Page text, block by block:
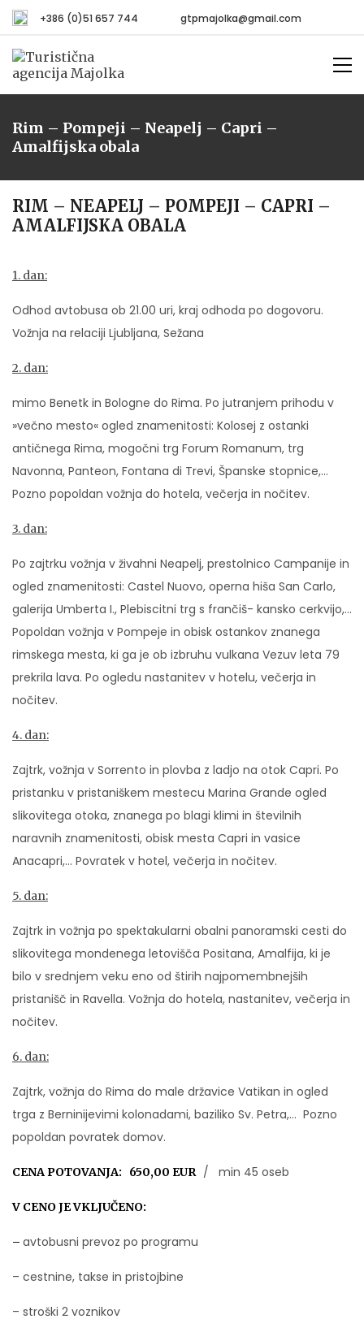
+386 (0)51 657 744 gtpmajolka@gmail.com
Rim – Pompeji – Neapelj – Capri –
Amalfijska obala
RIM – NEAPELJ – POMPEJI – CAPRI –
AMALFIJSKA OBALA
1. dan:
Odhod avtobusa ob 21.00 uri, kraj odhoda po dogovoru.
Vožnja na relaciji Ljubljana, Sežana
2. dan:
mimo Benetk in Bologne do Rima. Po jutranjem prihodu v
»večno mesto« ogled znamenitosti: Kolosej z ostanki
antičnega Rima, mogočni trg Forum Romanum, trg
Navonna, Panteon, Fontana di Trevi, Španske stopnice,…
Pozno popoldan vožnja do hotela, večerja in nočitev.
3. dan:
Po zajtrku vožnja v živahni Neapelj, prestolnico Campanije in
ogled znamenitosti: Castel Nuovo, operna hiša San Carlo,
galerija Umberta I., Plebiscitni trg s frančiš- kansko cerkvijo,…
Popoldan vožnja v Pompeje in obisk ostankov znanega
rimskega mesta, ki ga je ob izbruhu vulkana Vezuv leta 79
prekrila lava. Po ogledu nastanitev v hotelu, večerja in
nočitev.
4. dan:
Zajtrk, vožnja v Sorrento in plovba z ladjo na otok Capri. Po
pristanku v pristaniškem mestecu Marina Grande ogled
slikovitega otoka, znanega po blagi klimi in številnih
naravnih znamenitosti, obisk mesta Capri in vasice
Anacapri,… Povratek v hotel, večerja in nočitev.
5. dan:
Zajtrk in vožnja po spektakularni obalni panoramski cesti do
slikovitega mondenega letovišča Positana, Amalfija, ki je
bilo v srednjem veku eno od štirih najpomembnejših
pristanišč in Ravella. Vožnja do hotela, nastanitev, večerja in
nočitev.
6. dan:
Zajtrk, vožnja do Rima do male državice Vatikan in ogled
trga z Berninijevimi kolonadami, baziliko Sv. Petra,… Pozno
popoldan povratek domov.
CENA POTOVANJA: 650,00 EUR / min 45 oseb
V CENO JE VKLJUČENO:
– avtobusni prevoz po programu
– cestnine, takse in pristojbine
– stroški 2 voznikov